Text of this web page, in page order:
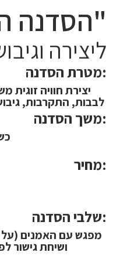
"הסדנה הזוגית"
ליצירה
מטרת הסדנה:
יצירת חוויה
לבבות, התקרבות,
משך הסדנה:
מחיר:
שלבי הסדנה:
מפגש עם האמנים
ושיחת גישור